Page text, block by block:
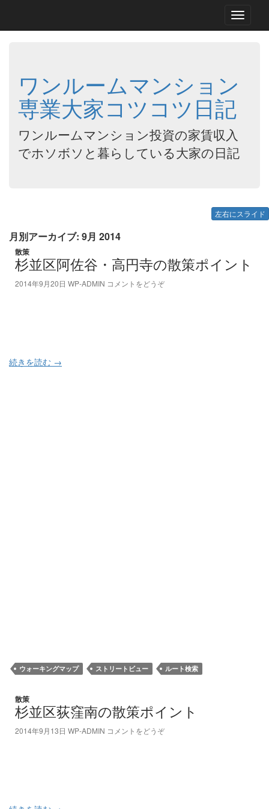
Toggle
ワンルームマンション
専業大家コツコツ日記
ワンルームマンション投資の家賃収入
でホソボソと暮らしている大家の日記
左右にスライド
月別アーカイブ: 9月 2014
散策
杉並区阿佐谷・高円寺の散策ポイント
2014年9月20日 WP-ADMIN コメントをどうぞ
続きを読む →
ウォーキングマップ ストリートビュー ルート検索
散策
杉並区荻窪南の散策ポイント
2014年9月13日 WP-ADMIN コメントをどうぞ